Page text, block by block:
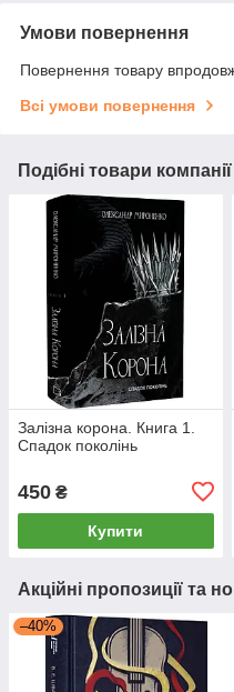
Умови повернення
Повернення товару
Всі умови повернення
Подібні товари компанії
Залізна корона. Книга 1.
Спадок поколінь
450 ₴
Купити
Акційні пропозиції та
–40%